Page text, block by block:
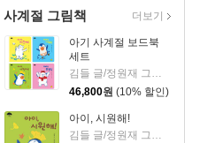
사계절 그림책
아기 사계절 보드북
세트
김들 글/정원재 그림/이상교 감수
46,800원 (10% 할인)
아이, 시원해!
김들 글/정원재 그림/이상교 감수
더보기